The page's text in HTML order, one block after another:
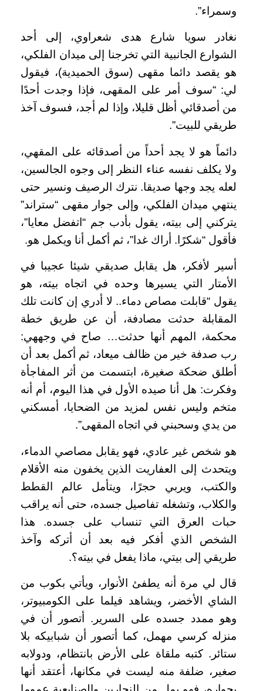
وسمراء”.
نغادر سويا شارع هدى شعراوي، إلى أحد
الشوارع الجانبية التي تخرجنا إلى ميدان الفلكي،
هو يقصد دائما مقهى (سوق الحميدية)، فيقول
لي: “سوف أمر على المقهى، فإذا وجدت أحدًا
من أصدقائي أظل قليلا، وإذا لم أجد، فسوف آخذ
طريقي للبيت”.
دائماً هو لا يجد أحداً من أصدقائه على المقهي،
ولا يكلف نفسه عناء النظر إلى وجوه الجالسين،
لعله يجد وجها صديقا. نترك الرصيف ونسير حتى
ينتهي ميدان الفلكي، وإلى جوار مقهى “ستراند”
يتركني إلى بيته، يقول بأدب جم “اتفضل معايا”،
فأقول “شكرًا. أراك غدا”، ثم أكمل أنا ويكمل هو.
أسير لأفكر، هل يقابل صديقي شيئا عجيبا في
الأمتار التي يسيرها وحده في اتجاه بيته، هو
يقول “قابلت مصاص دماء.. لا أدري إن كانت تلك
المقابلة حدثت مصادفة، أن عن طريق خطة
محكمة، المهم أنها حدثت… صاح في وجههي:
رب صدفة خير من ظالف ميعاد، ثم أكمل بعد أن
أطلق ضحكة صغيرة، ابتسمت من أثر المفاجأة
وفكرت: هل أنا صيده الأول في هذا اليوم، أم أنه
متخم وليس نفس لمزيد من الضحايا، أمسكني
من يدي وسحبني في اتجاه المقهى”.
هو شخص غير عادي، فهو يقابل مصاصي الدماء،
ويتحدث إلى العفاريت الذين يخفون منه الأقلام
والكتب، ويربي حجرًا، ويتأمل عالم القطط
والكلاب، وتشغله تفاصيل جسده، حتى أنه يراقب
حبات العرق التي تنساب على جسده. هذا
الشخص الذي أفكر فيه بعد أن أتركه وآخذ
طريقي إلى بيتي، ماذا يفعل في بيته؟.
قال لي مرة أنه يطفئ الأنوار، ويأتي بكوب من
الشاي الأخضر، ويشاهد فيلما على الكومبيوتر،
وهو ممدد جسده على السرير. أتصور أن في
منزله كرسي مهمل، كما أتصور أن شبابيكه بلا
ستائر. كتبه ملقاة على الأرض بانتظام، ودولابه
صغير، ضلفة منه ليست في مكانها، أعتقد أنها